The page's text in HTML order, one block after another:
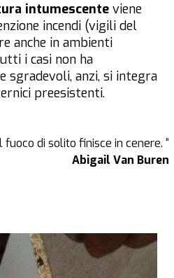
intumescente viene
incendi (vigili del
anche in ambienti
i casi non ha
sgradevoli, anzi, si integra
preesistenti.
di solito finisce in cenere. “
Abigail Van Buren